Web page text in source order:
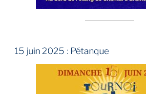
15 juin 2025 : Pétanque